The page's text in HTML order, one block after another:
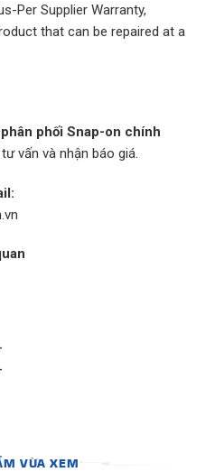
Per Supplier Warranty,
that can be repaired at a
phối Snap-on chính
vấn và nhận báo giá.
VỪA XEM